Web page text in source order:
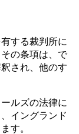
する裁判所に
の条項は、で
され、他のす
ルズの法律に
イングランド
す。